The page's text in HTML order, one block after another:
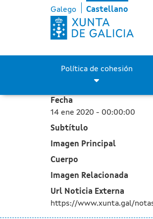
La Xunta inicia
Saltar al contenido principal
Galego Castellano
Fecha
14 ene 2020 - 00:00:00
Subtítulo
Imagen Principal
Cuerpo
Imagen Relacionada
Url Noticia Externa
https://www.xunta.gal/